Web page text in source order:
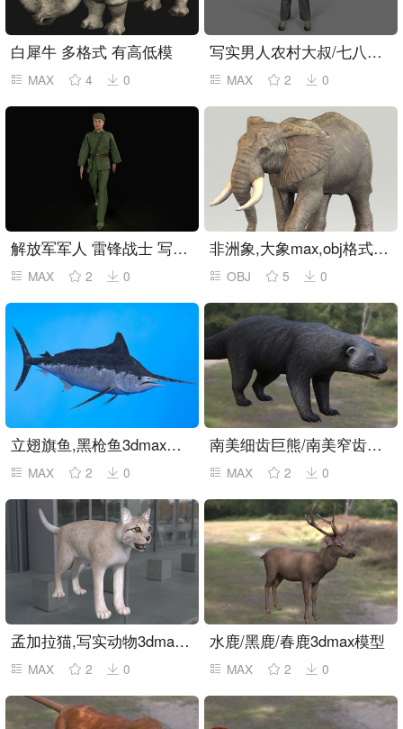
白犀牛 多格式 有高低模
MAX 4 0
写实男人农村大叔/七八十年代中年男人/路人
MAX 2 0
解放军军人 雷锋战士 写实军人 走路动作
MAX 2 0
非洲象,大象max,obj格式文件
OBJ 5 0
立翅旗鱼,黑枪鱼3dmax模型
MAX 2 0
南美细齿巨熊/南美窄齿巨熊/窄齿短面熊
MAX 2 0
孟加拉猫,写实动物3dmax模型
MAX 2 0
水鹿/黑鹿/春鹿3dmax模型
MAX 2 0